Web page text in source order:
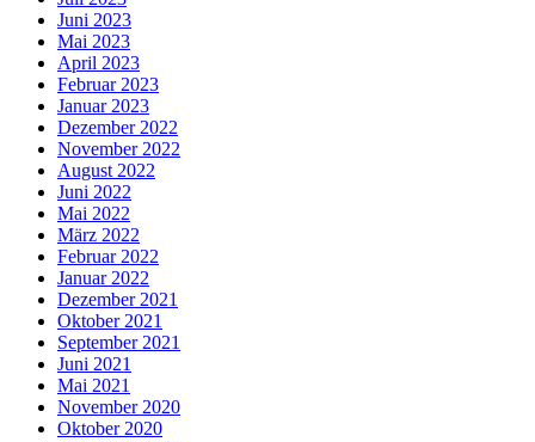
Juni 2023
Mai 2023
April 2023
Februar 2023
Januar 2023
Dezember 2022
November 2022
August 2022
Juni 2022
Mai 2022
März 2022
Februar 2022
Januar 2022
Dezember 2021
Oktober 2021
September 2021
Juni 2021
Mai 2021
November 2020
Oktober 2020